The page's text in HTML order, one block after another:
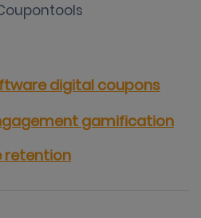
digital coupons
gamification
retention